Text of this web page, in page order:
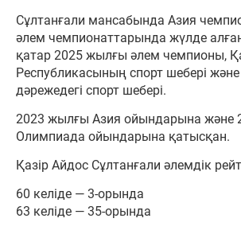
Сұлтанғали мансабында Азия
әлем чемпионаттарында жүлде
қатар 2025 жылғы әлем чемпионы,
Республикасының спорт шебері
дәрежедегі спорт шебері.
2023 жылғы Азия ойындарына және
Олимпиада ойындарына қатысқан.
Қазір Айдос Сұлтанғали әлемдік
60 келіде — 3-орында
63 келіде — 35-орында